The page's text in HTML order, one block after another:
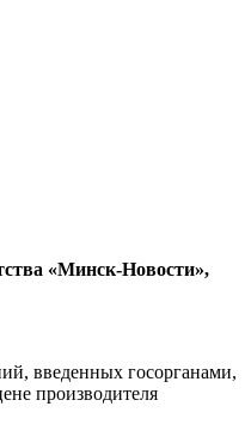
«Минск-Новости»,
введенных госорганами,
производителя